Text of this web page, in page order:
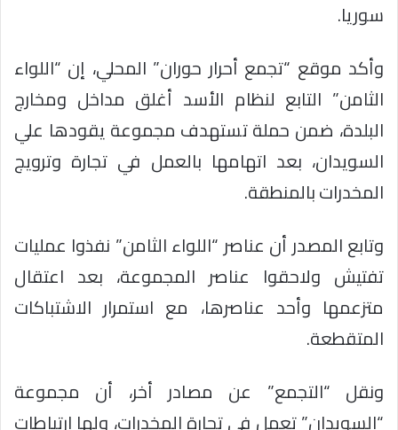
سوريا.
وأكد موقع “تجمع أحرار حوران” المحلي، إن “اللواء
الثامن” التابع لنظام الأسد أغلق مداخل ومخارج
البلدة، ضمن حملة تستهدف مجموعة يقودها علي
السويدان، بعد اتهامها بالعمل في تجارة وترويج
المخدرات بالمنطقة.
وتابع المصدر أن عناصر “اللواء الثامن” نفذوا عمليات
تفتيش ولاحقوا عناصر المجموعة، بعد اعتقال
متزعمها وأحد عناصرها، مع استمرار الاشتباكات
المتقطعة.
ونقل “التجمع” عن مصادر أخر، أن مجموعة
“السويدان” تعمل في تجارة المخدرات، ولها ارتباطات